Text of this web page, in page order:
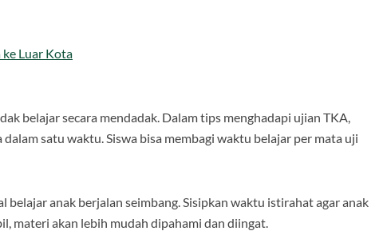
ke Luar Kota
belajar secara mendadak. Dalam tips menghadapi ujian TKA,
satu waktu. Siswa bisa membagi waktu belajar per mata uji
anak berjalan seimbang. Sisipkan waktu istirahat agar anak
materi akan lebih mudah dipahami dan diingat.